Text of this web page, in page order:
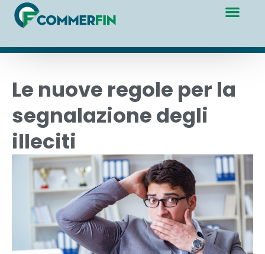
Le nuove regole per la
segnalazione degli
illeciti